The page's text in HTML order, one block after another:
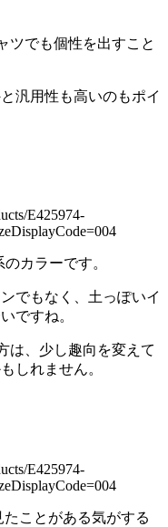
ツでも個性を出すこと
汎用性も高いのもポイ
E425974-
カラーです。
でもなく、土っぽいイ
ですね。
は、少し趣向を変えて
しれません。
E425974-
ことがある気がする